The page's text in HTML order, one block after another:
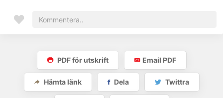
PDF för utskrift Email PDF
Hämta länk Dela Twittra